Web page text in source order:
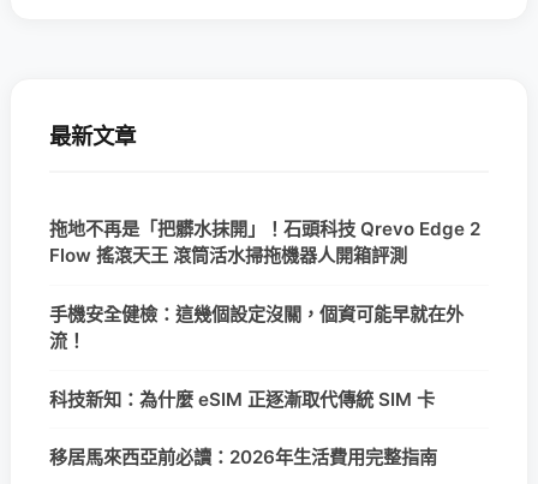
最新文章
拖地不再是「把髒水抹開」！石頭科技 Qrevo Edge 2
Flow 搖滾天王 滾筒活水掃拖機器人開箱評測
手機安全健檢：這幾個設定沒關，個資可能早就在外
流！
科技新知：為什麼 eSIM 正逐漸取代傳統 SIM 卡
移居馬來西亞前必讀：2026年生活費用完整指南